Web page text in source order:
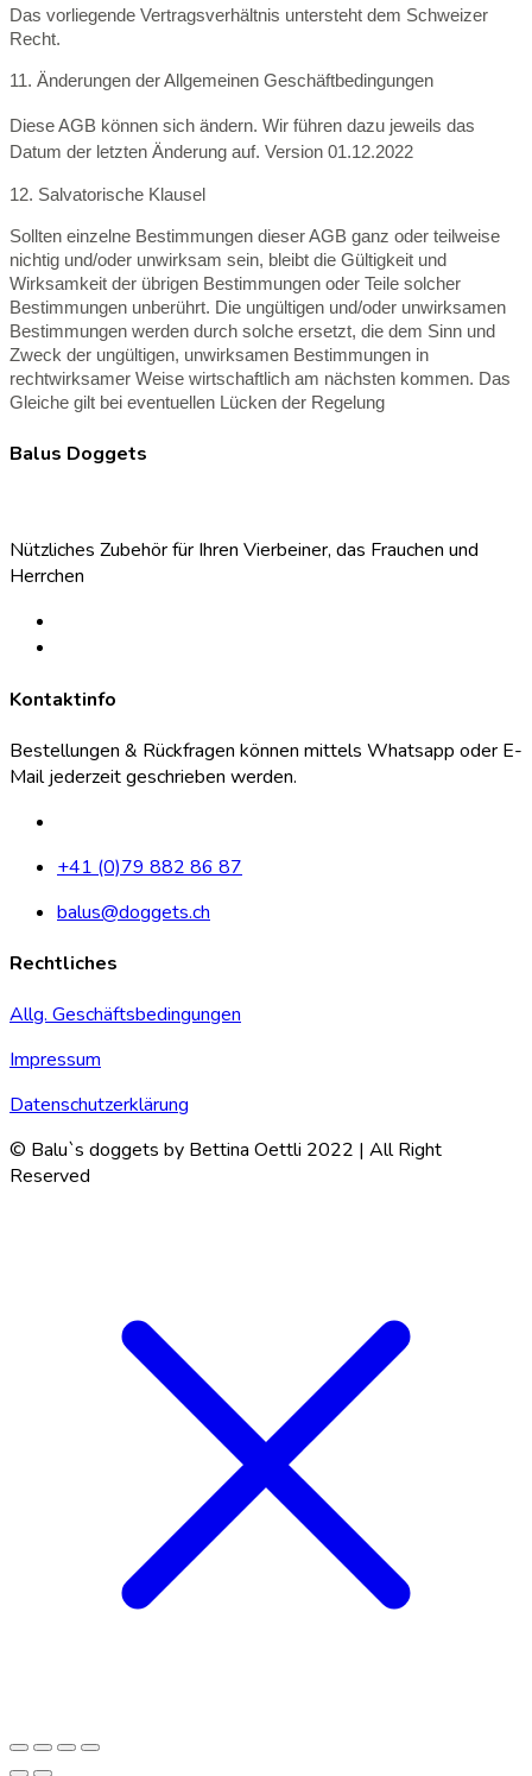
Das vorliegende Vertragsverhältnis untersteht dem Schweizer
Recht.
11. Änderungen der Allgemeinen Geschäftbedingungen
Diese AGB können sich ändern. Wir führen dazu jeweils das
Datum der letzten Änderung auf. Version 01.12.2022
12. Salvatorische Klausel
Sollten einzelne Bestimmungen dieser AGB ganz oder teilweise
nichtig und/oder unwirksam sein, bleibt die Gültigkeit und
Wirksamkeit der übrigen Bestimmungen oder Teile solcher
Bestimmungen unberührt. Die ungültigen und/oder unwirksamen
Bestimmungen werden durch solche ersetzt, die dem Sinn und
Zweck der ungültigen, unwirksamen Bestimmungen in
rechtwirksamer Weise wirtschaftlich am nächsten kommen. Das
Gleiche gilt bei eventuellen Lücken der Regelung
Balus Doggets
Nützliches Zubehör für Ihren Vierbeiner, das Frauchen und
Herrchen
Kontaktinfo
Bestellungen & Rückfragen können mittels Whatsapp oder E-
Mail jederzeit geschrieben werden.
+41 (0)79 882 86 87
balus@doggets.ch
Rechtliches
Allg. Geschäftsbedingungen
Impressum
Datenschutzerklärung
© Balu`s doggets by Bettina Oettli 2022 | All Right
Reserved